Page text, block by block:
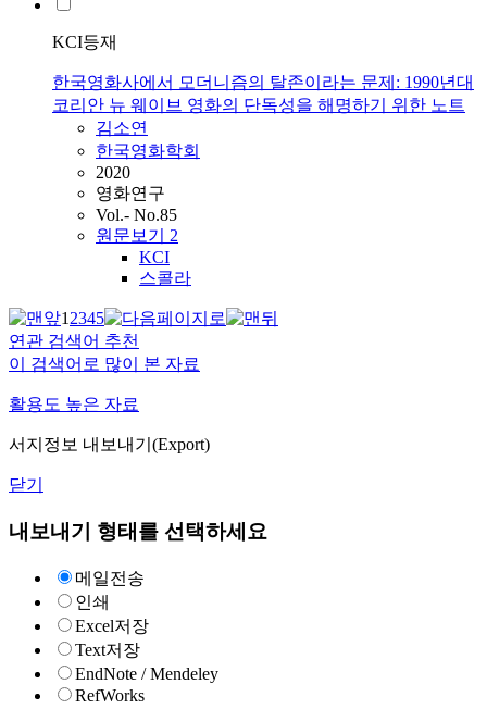
KCI등재
한국영화사에서 모더니즘의 탈존이라는 문제: 1990년대
코리안 뉴 웨이브 영화의 단독성을 해명하기 위한 노트
김소연
한국영화학회
2020
영화연구
Vol.- No.85
원문보기 2
KCI
스콜라
12345
연관 검색어 추천
이 검색어로 많이 본 자료
활용도 높은 자료
서지정보 내보내기(Export)
닫기
내보내기 형태를 선택하세요
메일전송
인쇄
Excel저장
Text저장
EndNote / Mendeley
RefWorks